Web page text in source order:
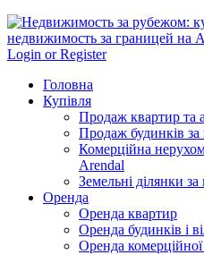
Login or Register
Головна
Купівля
Продаж квартир та
Продаж будинків
Комерційна
Arendal
Земельні ділянки
Оренда
Оренда квартир
Оренда будинків і
Оренда